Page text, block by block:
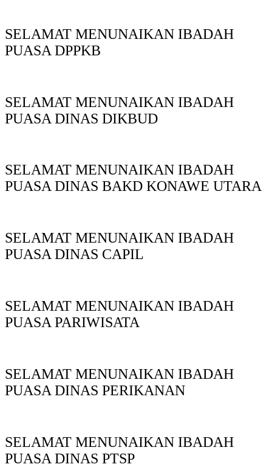
SELAMAT MENUNAIKAN IBADAH
PUASA DPPKB
SELAMAT MENUNAIKAN IBADAH
PUASA DINAS DIKBUD
SELAMAT MENUNAIKAN IBADAH
PUASA DINAS BAKD KONAWE UTARA
SELAMAT MENUNAIKAN IBADAH
PUASA DINAS CAPIL
SELAMAT MENUNAIKAN IBADAH
PUASA PARIWISATA
SELAMAT MENUNAIKAN IBADAH
PUASA DINAS PERIKANAN
SELAMAT MENUNAIKAN IBADAH
PUASA DINAS PTSP